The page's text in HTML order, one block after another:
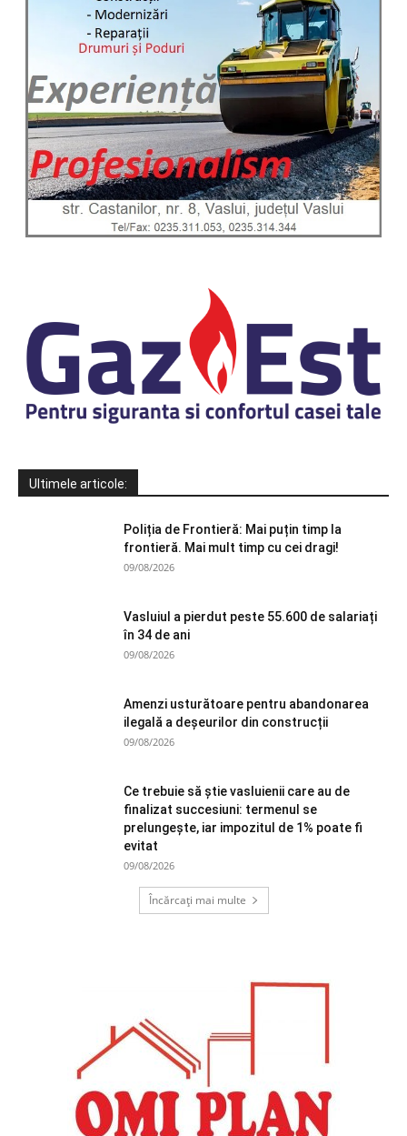
Ultimele articole:
Poliția de Frontieră: Mai puțin timp la
frontieră. Mai mult timp cu cei dragi!
09/08/2026
Vasluiul a pierdut peste 55.600 de salariați
în 34 de ani
09/08/2026
Amenzi usturătoare pentru abandonarea
ilegală a deșeurilor din construcții
09/08/2026
Ce trebuie să știe vasluienii care au de
finalizat succesiuni: termenul se
prelungește, iar impozitul de 1% poate fi
evitat
09/08/2026
Încărcați mai multe